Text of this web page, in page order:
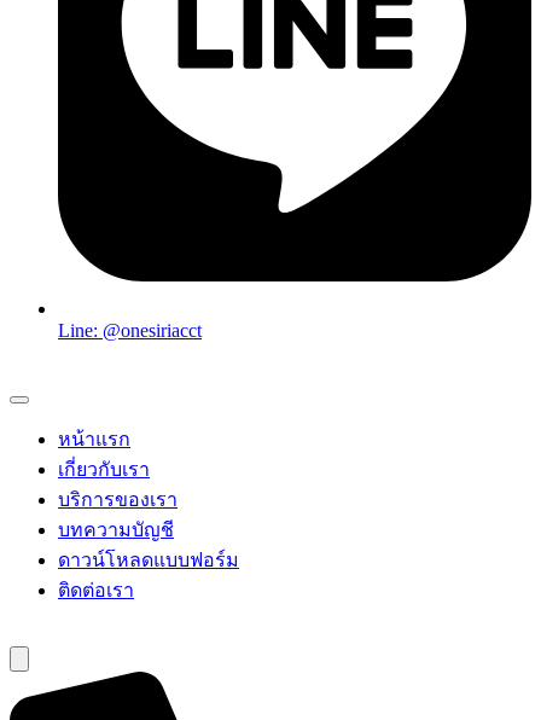
Line: @onesiriacct
หน้าแรก
เกี่ยวกับเรา
บริการของเรา
บทความบัญชี
ดาวน์โหลดแบบฟอร์ม
ติดต่อเรา